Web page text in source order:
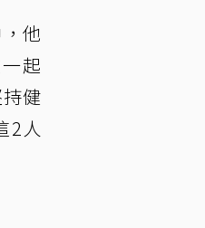
他
起
健
2人